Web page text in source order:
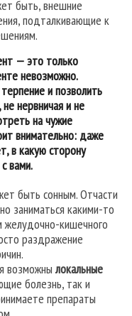
быть, внешние
подталкивающие к
— это только
невозможно.
и позволить
нервничая и не
на чужие
внимательно: даже
в какую сторону
вами.
быть сонным. Отчасти
заниматься какими-то
желудочно-кишечного
раздражение
возможны локальные
болезнь, так и
препараты